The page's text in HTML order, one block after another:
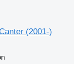
(2001-)